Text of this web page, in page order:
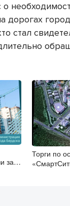
о
дорогах
стал
за
Торги по